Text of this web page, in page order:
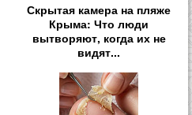
Скрытая камера на пляже
Крыма: Что люди
вытворяют, когда их не
видят...